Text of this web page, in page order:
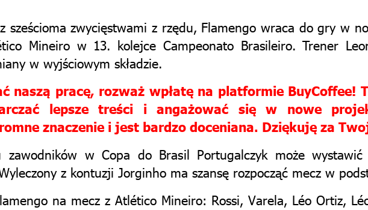
sześcioma zwycięstwami z rzędu, Flamengo wraca do gry w
Mineiro w 13. kolejce Campeonato Brasileiro. Trener
w wyjściowym składzie.
naszą pracę, rozważ wpłatę na platformie BuyCoffee!
lepsze treści i angażować się w nowe
znaczenie i jest bardzo doceniana. Dziękuję za
zawodników w Copa do Brasil Portugalczyk może
z kontuzji Jorginho ma szansę rozpocząć mecz w
na mecz z Atlético Mineiro: Rossi, Varela, Léo Ortiz,